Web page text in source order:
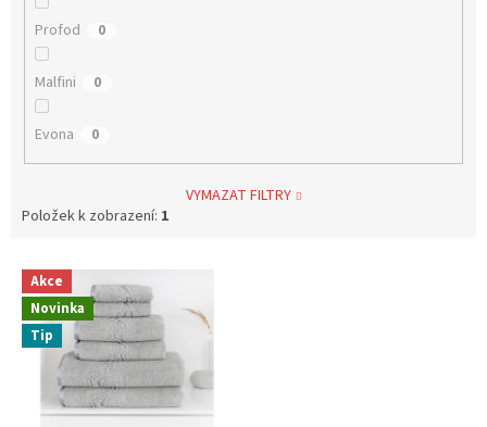
Profod 0
Malfini 0
Evona 0
VYMAZAT FILTRY
Položek k zobrazení: 1
p
Akce
Novinka
Tip